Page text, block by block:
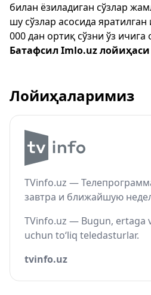
билан ёзиладиган сўзлар
шу сўзлар асосида
000 дан ортиқ сўзни ўз ичига
Батафсил Imlo.uz
Лойиҳаларимиз
TVinfo.uz —
завтра и ближайшую
TVinfo.uz — Bugun, ertaga
uchun to‘liq teledasturlar.
tvinfo.uz